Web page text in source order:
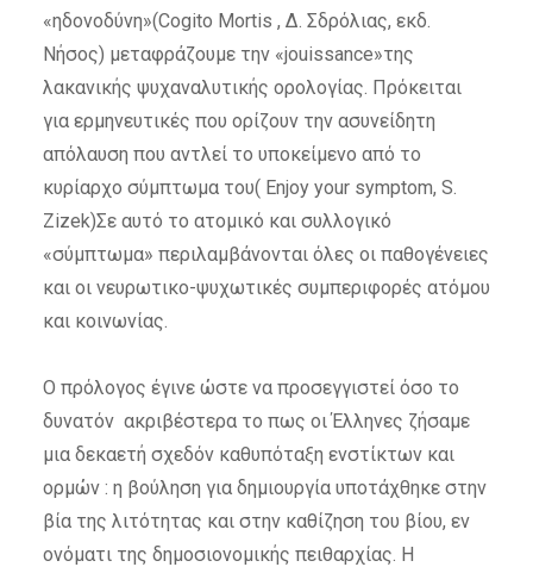
«ηδονοδύνη»(Cogito Mortis , Δ. Σδρόλιας, εκδ.
Νήσος) μεταφράζουμε την «jouissance»της
λακανικής ψυχαναλυτικής ορολογίας. Πρόκειται
για ερμηνευτικές που ορίζουν την ασυνείδητη
απόλαυση που αντλεί το υποκείμενο από το
κυρίαρχο σύμπτωμα του( Enjoy your symptom, S.
Zizek)Σε αυτό το ατομικό και συλλογικό
«σύμπτωμα» περιλαμβάνονται όλες οι παθογένειες
και οι νευρωτικο-ψυχωτικές συμπεριφορές ατόμου
και κοινωνίας.
Ο πρόλογος έγινε ώστε να προσεγγιστεί όσο το
δυνατόν ακριβέστερα το πως οι Έλληνες ζήσαμε
μια δεκαετή σχεδόν καθυπόταξη ενστίκτων και
ορμών : η βούληση για δημιουργία υποτάχθηκε στην
βία της λιτότητας και στην καθίζηση του βίου, εν
ονόματι της δημοσιονομικής πειθαρχίας. Η